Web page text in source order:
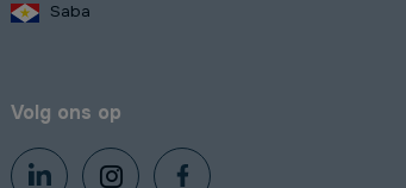
Saba
Volg ons op